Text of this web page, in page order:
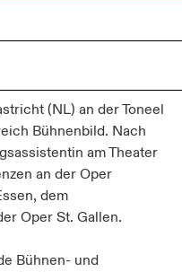
(NL) an der Toneel
Bühnenbild. Nach
am Theater
an der Oper
dem
Oper St. Gallen.
Bühnen- und